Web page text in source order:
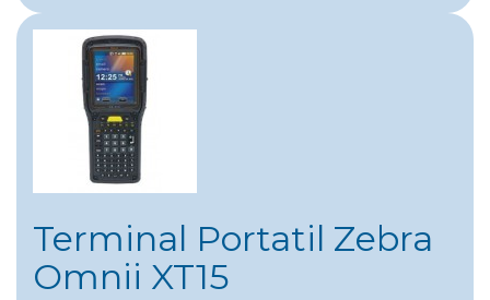
Terminal Portatil Zebra
Omnii XT15